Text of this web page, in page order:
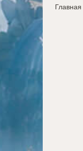
Главная